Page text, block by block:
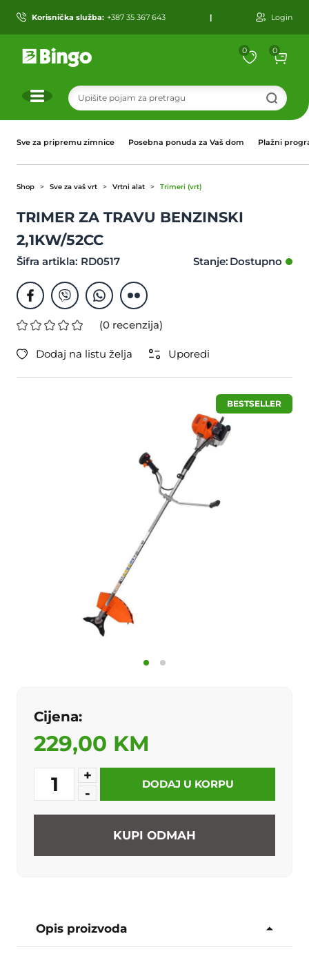
Korisnička služba: +387 35 367 643 | Login
0 0
Sve za pripremu zimnice Posebna ponuda za Vaš dom Plažni
Shop Sve za vaš vrt Vrtni alat Trimeri (vrt)
TRIMER ZA TRAVU BENZINSKI
2,1KW/52CC
Šifra artikla: RD0517 Stanje:
(0 recenzija)
Dodaj na listu želja Uporedi
BESTSELLER
Cijena:
229,00 KM
1
+
-
DODAJ U KORPU
KUPI ODMAH
Opis proizvoda